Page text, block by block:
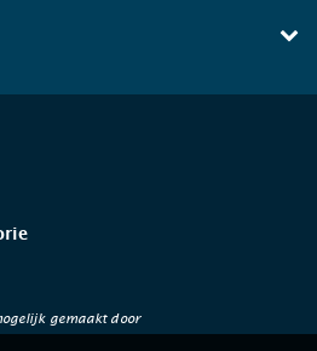
gemaakt door